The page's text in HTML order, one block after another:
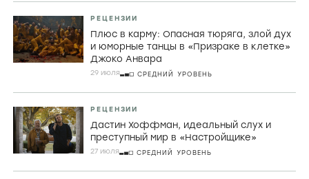
СТАТЬИ
математическая заумь и убой скота в
фильмах Холлиса Фрэмптона
29 ИЮЛЯ ПРОДВИНУТЫЙ УРОВЕНЬ